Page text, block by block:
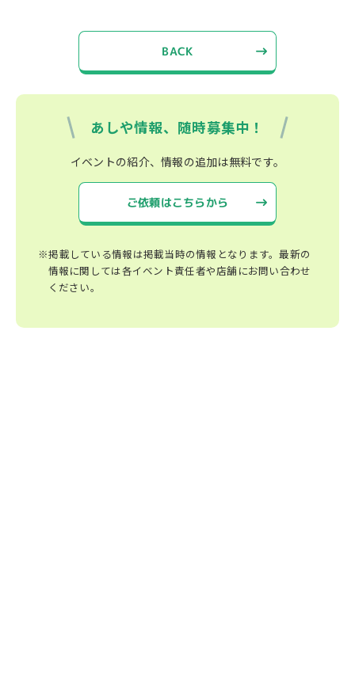
BACK
あしや情報、随時募集中！
イベントの紹介、情報の追加は無料です。
ご依頼はこちらから
※掲載している情報は掲載当時の情報となります。最新の
情報に関しては各イベント責任者や店舗にお問い合わせ
ください。